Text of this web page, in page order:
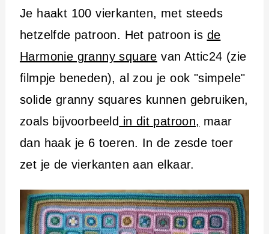
Je haakt 100 vierkanten, met steeds
hetzelfde patroon. Het patroon is de
Harmonie granny square van Attic24 (zie
filmpje beneden), al zou je ook "simpele"
solide granny squares kunnen gebruiken,
zoals bijvoorbeeld in dit patroon, maar
dan haak je 6 toeren. In de zesde toer
zet je de vierkanten aan elkaar.